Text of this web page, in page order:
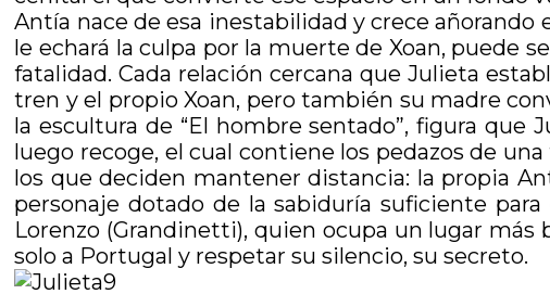
Antía nace de esa inestabilidad y crece
le echará la culpa por la muerte de Xoan, puede
fatalidad. Cada relación cercana que Julieta
tren y el propio Xoan, pero también su madre
la escultura de “El hombre sentado”, figura que
luego recoge, el cual contiene los pedazos de
los que deciden mantener distancia: la propia
personaje dotado de la sabiduría suficiente
Lorenzo (Grandinetti), quien ocupa un lugar
solo a Portugal y respetar su silencio, su secreto.